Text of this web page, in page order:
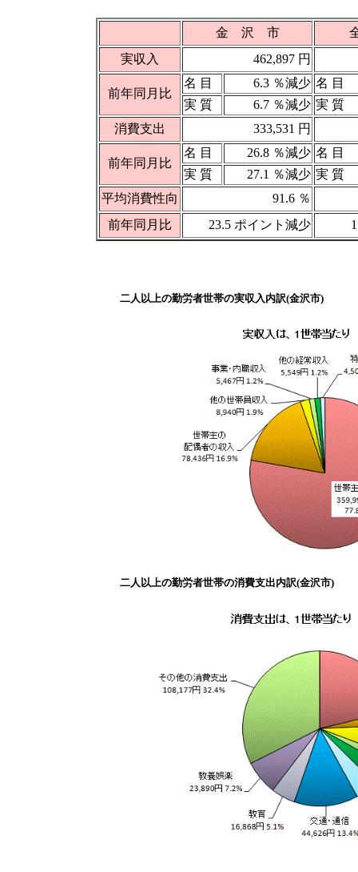
金 沢 市
実収入
462,897 円
前年同月比
名 目 6.3 ％減少 名 目
実 質
6.7 ％減少 実 質
消費支出
333,531 円
前年同月比
名 目 26.8 ％減少 名 目
実 質
27.1 ％減少 実 質
平均消費性向
91.6 ％
前年同月比
23.5 ポイント減少
二人以上の勤労者世帯の実収入内訳(金沢市)
二人以上の勤労者世帯の消費支出内訳(金沢市)